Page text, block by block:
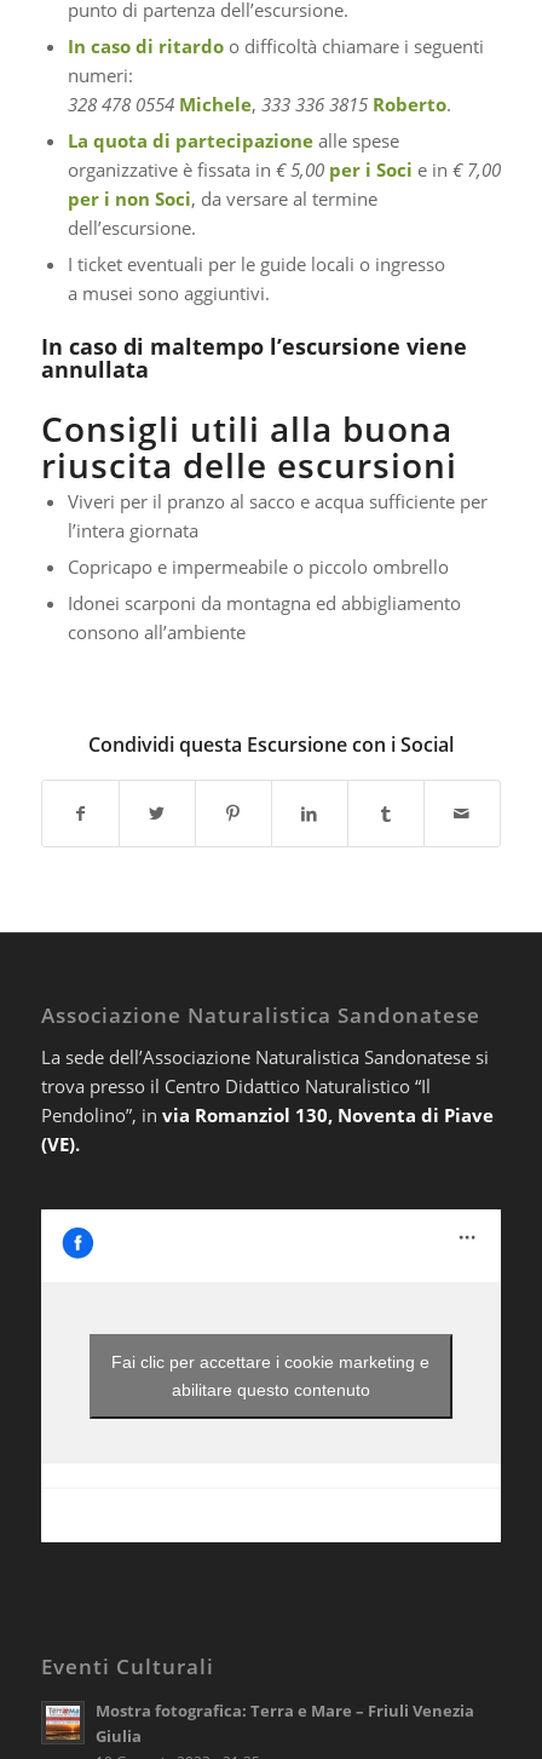
punto di partenza dell’escursione.
In caso di ritardoo difficoltà chiamare i seguenti
numeri:
328 478 0554 Michele, 333 336 3815 Roberto.
La quota di partecipazionealle spese
organizzative è fissata in € 5,00 per i Soci e in € 7,00
per i non Soci, da versare al termine
dell’escursione.
I ticket eventuali per le guide locali o ingresso
a musei sono aggiuntivi.
In caso di maltempo l’escursione viene
annullata
Consigli utili alla buona
riuscita delle escursioni
Viveri per il pranzo al sacco e acqua sufficiente per
l’intera giornata
Copricapo e impermeabile o piccolo ombrello
Idonei scarponi da montagna ed abbigliamento
consono all’ambiente
Condividi questa Escursione con i Social
Associazione Naturalistica Sandonatese
La sede dell’Associazione Naturalistica Sandonatese si
trova presso il Centro Didattico Naturalistico “Il
Pendolino”, in via Romanziol 130, Noventa di Piave
(VE).
Fai clic per accettare i cookie marketing e
abilitare questo contenuto
Eventi Culturali
Mostra fotografica: Terra e Mare – Friuli Venezia
Giulia